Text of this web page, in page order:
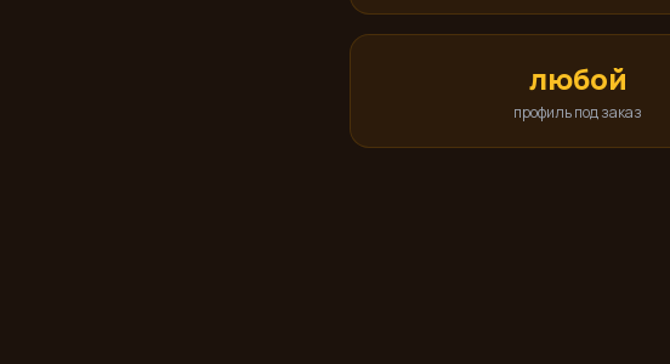
любой
профиль под заказ